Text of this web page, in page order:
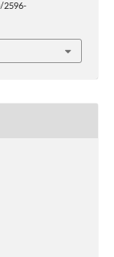
2596-